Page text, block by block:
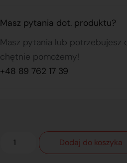
Masz pytania dot. produktu?
Masz pytania lub potrzebujesz
chętnie pomożemy!
+48 89 762 17 39
Dodaj do koszyka